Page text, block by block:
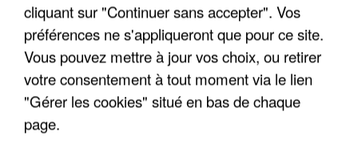
cliquant sur "Continuer sans accepter". Vos
préférences ne s'appliqueront que pour ce site.
Vous pouvez mettre à jour vos choix, ou retirer
votre consentement à tout moment via le lien
"Gérer les cookies" situé en bas de chaque
page.